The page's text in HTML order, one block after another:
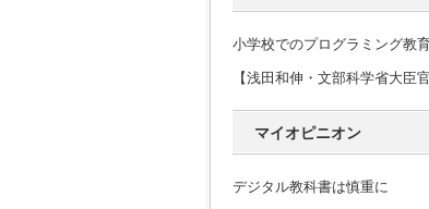
小学校でのプログラミング教
【浅田和伸・文部科学省大臣
マイオピニオン
デジタル教科書は慎重に